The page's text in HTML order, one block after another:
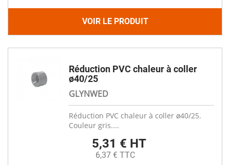
VOIR LE PRODUIT
Réduction PVC chaleur à coller
ø40/25
GLYNWED
Réduction PVC chaleur à coller ø40/25.
Couleur gris....
5,31 € HT
6,37 € TTC